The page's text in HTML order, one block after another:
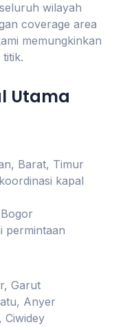
wilayah
coverage area
memungkinkan
Utama
Barat, Timur
kapal
permintaan
Garut
Anyer
Ciwidey